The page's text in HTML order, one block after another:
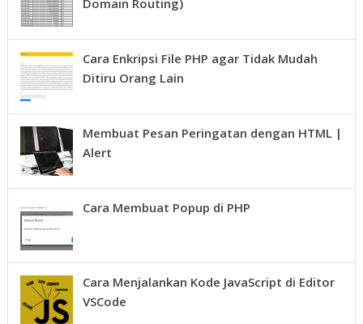
Domain Routing)
Cara Enkripsi File PHP agar Tidak Mudah
Ditiru Orang Lain
Membuat Pesan Peringatan dengan HTML |
Alert
Cara Membuat Popup di PHP
Cara Menjalankan Kode JavaScript di Editor
VSCode